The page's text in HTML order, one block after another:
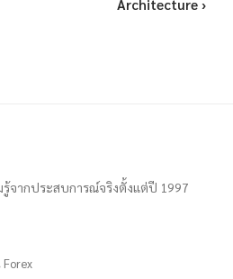
Architecture ›
มรู้จากประสบการณ์จริงตั้งแต่ปี 1997